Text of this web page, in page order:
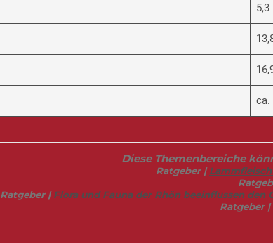
5,3
ca.
Diese Themenbereiche
Ratgeber |
Ratgeber |Flora und Fauna der Rhön beeinflussen den
Ratgeber |